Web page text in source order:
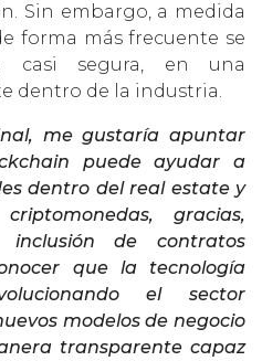
Sin embargo, a medida
forma más frecuente se
casi segura, en una
dentro de la industria.
me gustaría apuntar
puede ayudar a
dentro del real estate y
gracias,
de contratos
que la tecnología
el sector
modelos de negocio
transparente capaz